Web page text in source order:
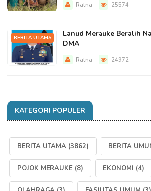
Ratna 25574
BERITA UTAMA
Lanud Merauke Beralih
DMA
Ratna 24972
KATEGORI POPULER
BERITA UTAMA (3862) BERITA
POJOK MERAUKE (8) EKONOMI (4)